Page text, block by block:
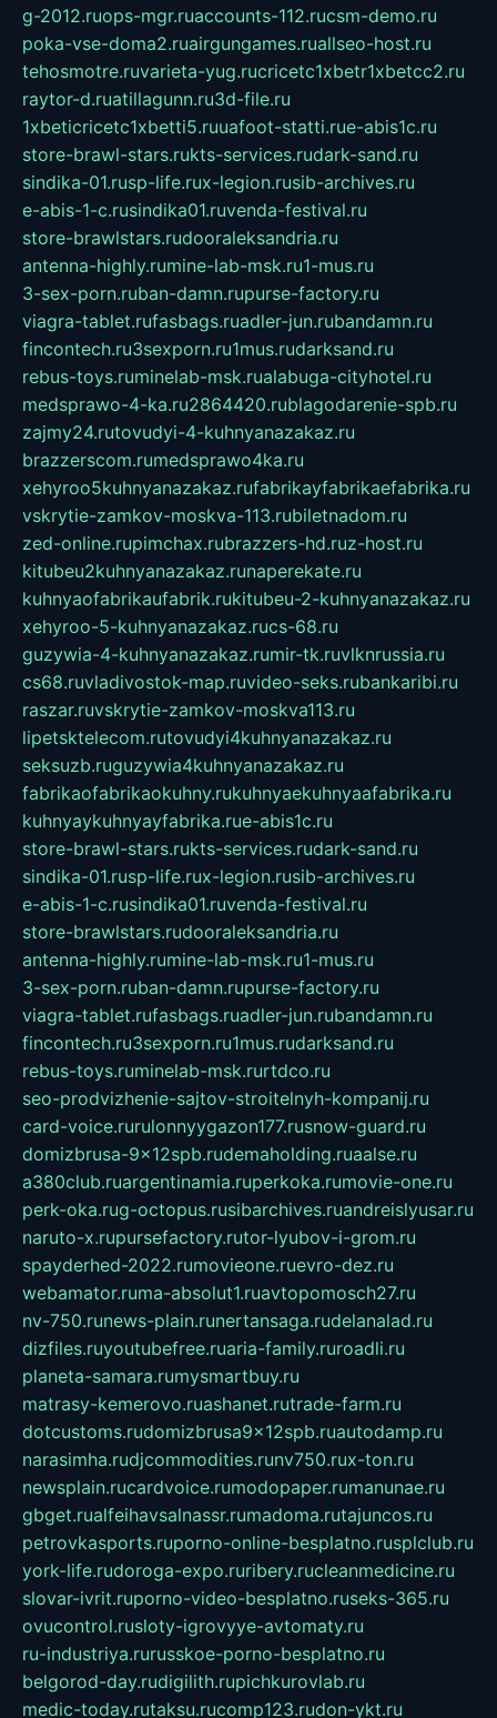
g-2012.ruops-mgr.ruaccounts-112.rucsm-demo.ru
poka-vse-doma2.ruairgungames.ruallseo-host.ru
tehosmotre.ruvarieta-yug.rucricetc1xbetr1xbetcc2.ru
raytor-d.ruatillagunn.ru3d-file.ru
1xbeticricetc1xbetti5.ruuafoot-statti.rue-abis1c.ru
store-brawl-stars.rukts-services.rudark-sand.ru
sindika-01.rusp-life.rux-legion.rusib-archives.ru
e-abis-1-c.rusindika01.ruvenda-festival.ru
store-brawlstars.rudooraleksandria.ru
antenna-highly.rumine-lab-msk.ru1-mus.ru
3-sex-porn.ruban-damn.rupurse-factory.ru
viagra-tablet.rufasbags.ruadler-jun.rubandamn.ru
fincontech.ru3sexporn.ru1mus.rudarksand.ru
rebus-toys.ruminelab-msk.rualabuga-cityhotel.ru
medsprawo-4-ka.ru2864420.rublagodarenie-spb.ru
zajmy24.rutovudyi-4-kuhnyanazakaz.ru
brazzerscom.rumedsprawo4ka.ru
xehyroo5kuhnyanazakaz.rufabrikayfabrikaefabrika.ru
vskrytie-zamkov-moskva-113.rubiletnadom.ru
zed-online.rupimchax.rubrazzers-hd.ruz-host.ru
kitubeu2kuhnyanazakaz.runaperekate.ru
kuhnyaofabrikaufabrik.rukitubeu-2-kuhnyanazakaz.ru
xehyroo-5-kuhnyanazakaz.rucs-68.ru
guzywia-4-kuhnyanazakaz.rumir-tk.ruvlknrussia.ru
cs68.ruvladivostok-map.ruvideo-seks.rubankaribi.ru
raszar.ruvskrytie-zamkov-moskva113.ru
lipetsktelecom.rutovudyi4kuhnyanazakaz.ru
seksuzb.ruguzywia4kuhnyanazakaz.ru
fabrikaofabrikaokuhny.rukuhnyaekuhnyaafabrika.ru
kuhnyaykuhnyayfabrika.rue-abis1c.ru
store-brawl-stars.rukts-services.rudark-sand.ru
sindika-01.rusp-life.rux-legion.rusib-archives.ru
e-abis-1-c.rusindika01.ruvenda-festival.ru
store-brawlstars.rudooraleksandria.ru
antenna-highly.rumine-lab-msk.ru1-mus.ru
3-sex-porn.ruban-damn.rupurse-factory.ru
viagra-tablet.rufasbags.ruadler-jun.rubandamn.ru
fincontech.ru3sexporn.ru1mus.rudarksand.ru
rebus-toys.ruminelab-msk.rurtdco.ru
seo-prodvizhenie-sajtov-stroitelnyh-kompanij.ru
card-voice.rurulonnyygazon177.rusnow-guard.ru
domizbrusa-9x12spb.rudemaholding.ruaalse.ru
a380club.ruargentinamia.ruperkoka.rumovie-one.ru
perk-oka.rug-octopus.rusibarchives.ruandreislyusar.ru
naruto-x.rupursefactory.rutor-lyubov-i-grom.ru
spayderhed-2022.rumovieone.ruevro-dez.ru
webamator.ruma-absolut1.ruavtopomosch27.ru
nv-750.runews-plain.runertansaga.rudelanalad.ru
dizfiles.ruyoutubefree.ruaria-family.ruroadli.ru
planeta-samara.rumysmartbuy.ru
matrasy-kemerovo.ruashanet.rutrade-farm.ru
dotcustoms.rudomizbrusa9x12spb.ruautodamp.ru
narasimha.rudjcommodities.runv750.rux-ton.ru
newsplain.rucardvoice.rumodopaper.rumanunae.ru
gbget.rualfeihavsalnassr.rumadoma.rutajuncos.ru
petrovkasports.ruporno-online-besplatno.rusplclub.ru
york-life.rudoroga-expo.ruribery.rucleanmedicine.ru
slovar-ivrit.ruporno-video-besplatno.ruseks-365.ru
ovucontrol.rusloty-igrovyye-avtomaty.ru
ru-industriya.rurusskoe-porno-besplatno.ru
belgorod-day.rudigilith.rupichkurovlab.ru
medic-today.rutaksu.rucomp123.rudon-ykt.ru